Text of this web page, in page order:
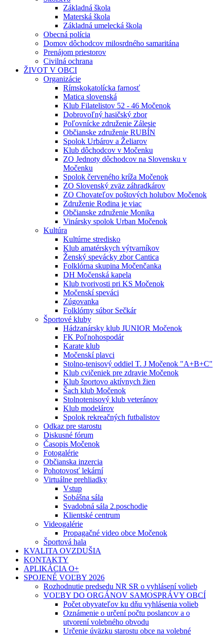
Základná škola
Materská škola
Základná umelecká škola
Obecná polícia
Domov dôchodcov milosrdného samaritána
Prenájom priestorov
Civilná ochrana
ŽIVOT V OBCI
Organizácie
Rímskokatolícka farnosť
Matica slovenská
Klub Filatelistov 52 - 46 Močenok
Dobrovoľný hasičský zbor
Poľovnícke združenie Zálesie
Občianske združenie RUBÍN
Spolok Urbárov a Želiarov
Klub dôchodcov v Močenku
ZO Jednoty dôchodcov na Slovensku v
Močenku
Spolok červeného kríža Močenok
ZO Slovenský zväz záhradkárov
ZO Chovateľov poštových holubov Močenok
Združenie Rodina je viac
Občianske združenie Monika
Vinársky spolok Urban Močenok
Kultúra
Kultúrne stredisko
Klub amatérskych výtvarníkov
Ženský spevácky zbor Cantica
Folklórna skupina Močenčanka
DH Močenská kapela
Klub tvorivosti pri KS Močenok
Močenskí speváci
Zúgovanka
Folklórny súbor Sečkár
Športové kluby
Hádzanársky klub JUNIOR Močenok
FK Poľnohospodár
Karate klub
Močenskí plavci
Stolno-tenisový oddiel T. J Močenok "A+B+C"
Klub cvičeniek pre zdravie Močenok
Klub športovo aktívnych žien
Šach klub Močenok
Stolnotenisový klub veteránov
Klub modelárov
Spolok rekreačných futbalistov
Odkaz pre starostu
Diskusné fórum
Časopis Močenok
Fotogalérie
Občianska inzercia
Pohotovosť lekární
Virtuálne prehliadky
Vstup
Sobášna sála
Svadobná sála 2.poschodie
Klientské centrum
Videogalérie
Propagačné video obce Močenok
Športová hala
KVALITA OVZDUŠIA
KONTAKTY
APLIKÁCIA O+
SPOJENÉ VOĽBY 2026
Rozhodnutie predsedu NR SR o vyhlásení volieb
VOĽBY DO ORGÁNOV SAMOSPRÁVY OBCÍ
Počet obyvateľov ku dňu vyhlásenia volieb
Oznámenie o určení počtu poslancov a o
utvorení volebného obvodu
Určenie úväzku starostu obce na volebné